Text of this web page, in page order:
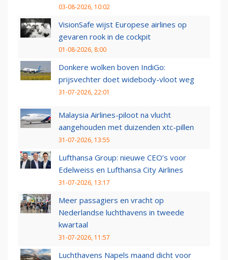
03-08-2026, 10:02
VisionSafe wijst Europese airlines op
gevaren rook in de cockpit
01-08-2026, 8:00
Donkere wolken boven IndiGo:
prijsvechter doet widebody-vloot weg
31-07-2026, 22:01
Malaysia Airlines-piloot na vlucht
aangehouden met duizenden xtc-pillen
31-07-2026, 13:55
Lufthansa Group: nieuwe CEO’s voor
Edelweiss en Lufthansa City Airlines
31-07-2026, 13:17
Meer passagiers en vracht op
Nederlandse luchthavens in tweede
kwartaal
31-07-2026, 11:57
Luchthavens Napels maand dicht voor